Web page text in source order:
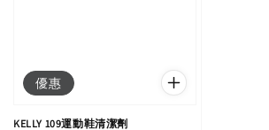
優惠
KELLY 109運動鞋清潔劑